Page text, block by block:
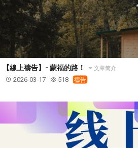
【線上禱告】- 蒙福的路！ 文章简介
2026-03-17 518 禱告